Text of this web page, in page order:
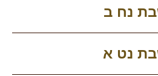
נח ב
נט א